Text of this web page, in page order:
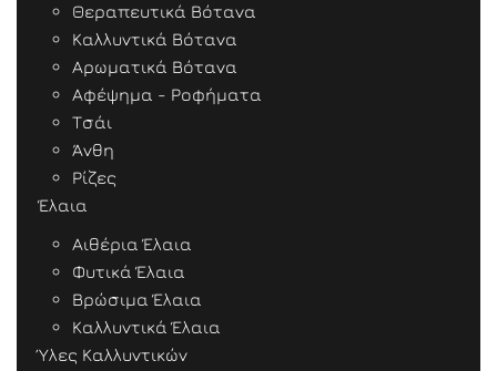
Θεραπευτικά Βότανα
Καλλυντικά Βότανα
Αρωματικά Βότανα
Αφέψημα - Ροφήματα
Τσάι
Άνθη
Ρίζες
Έλαια
Αιθέρια Έλαια
Φυτικά Έλαια
Βρώσιμα Έλαια
Καλλυντικά Έλαια
Ύλες Καλλυντικών